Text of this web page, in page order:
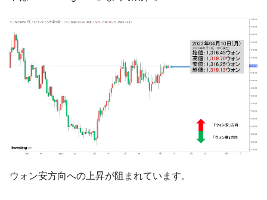
断
『Money1』
韓国･警察職員が「丸刈りになって抗議活
動」
『Money1』
中国だけが鉄鋼輸出を異常増加させる ⇒ 中
国の過剰生産が世界を蝕む。
『Money1』
韓国製造業「半導体絶好調」のウラで他業
種は全般的「不調」⇒ PSIが示す現況は決して良くない。
【米韓激突案件】韓国消費者院が『クーパ
ン』1人当たり賠償10万ウォンを認定 ⇒ 総額3兆7,000億
『Money1』 韓国で猛暑。南東部では干ばつ
ウォン安方向への上昇が阻まれています。